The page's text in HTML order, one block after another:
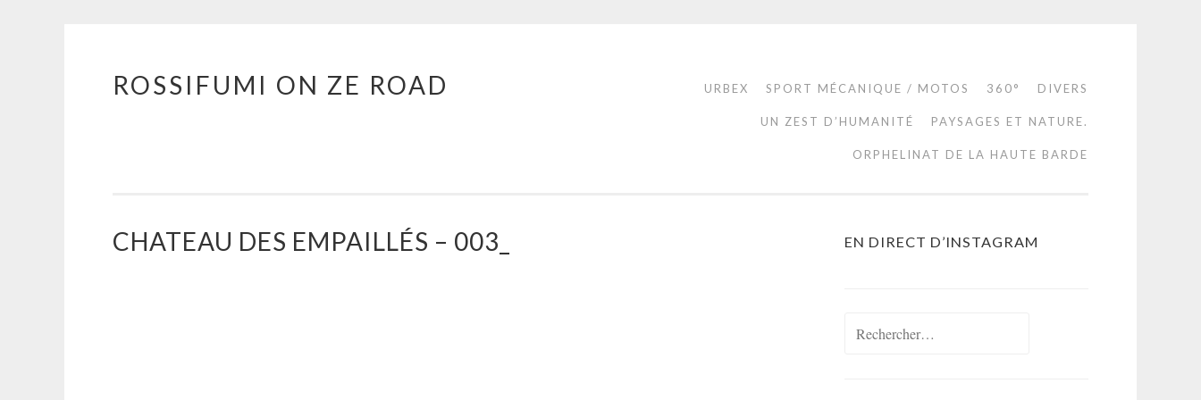
Aller
ROSSIFUMI ON ZE ROAD URBEX SPORT MÉCANIQUE / MOTOS 360° DIVERS
UN ZEST D’HUMANITÉ PAYSAGES ET NATURE.
ORPHELINAT DE LA HAUTE BARDE
CHATEAU DES EMPAILLÉS – 003_ EN DIRECT D’INSTAGRAM